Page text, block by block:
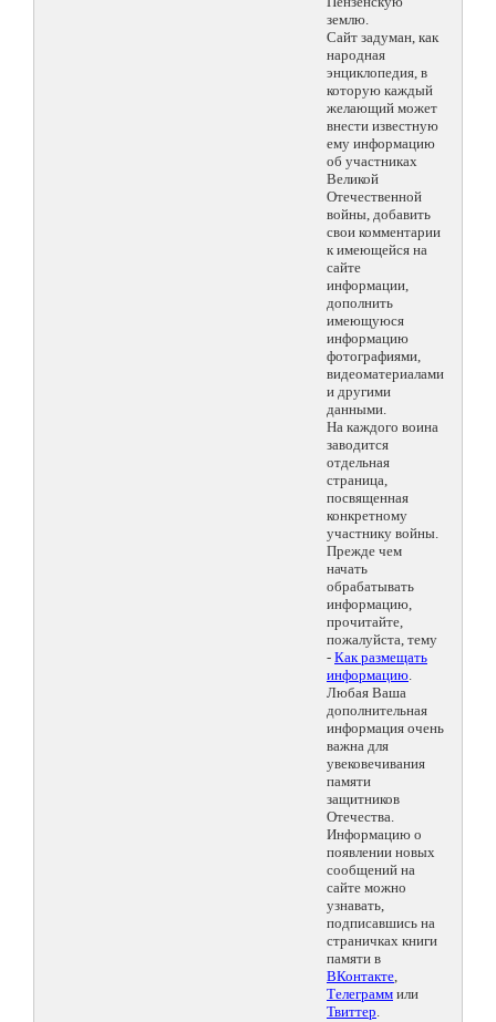
землю.
Сайт задуман, как
народная
энциклопедия, в
которую каждый
желающий может
внести известную
ему информацию
об участниках
Великой
Отечественной
войны, добавить
свои комментарии
к имеющейся на
сайте
информации,
дополнить
имеющуюся
информацию
фотографиями,
видеоматериалами
и другими
данными.
На каждого воина
заводится
отдельная
страница,
посвященная
конкретному
участнику войны.
Прежде чем
начать
обрабатывать
информацию,
прочитайте,
пожалуйста, тему
- Как размещать
информацию.
Любая Ваша
дополнительная
информация очень
важна для
увековечивания
памяти
защитников
Отечества.
Информацию о
появлении новых
сообщений на
сайте можно
узнавать,
подписавшись на
страничках книги
памяти в
ВКонтакте,
Телеграмм или
Твиттер.